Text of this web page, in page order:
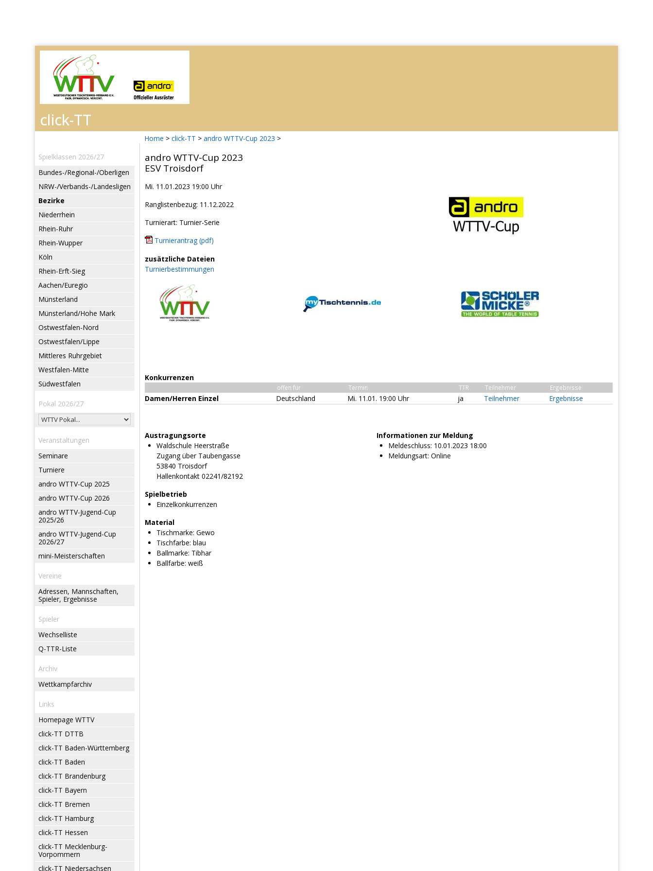
Home > click-TT > andro WTTV-Cup 2023 >
Spielklassen 2026/27
Bundes-/Regional-/Oberligen
NRW-/Verbands-/Landesligen
Bezirke
Niederrhein
Rhein-Ruhr
Rhein-Wupper
Köln
Rhein-Erft-Sieg
Aachen/Euregio
Münsterland
Münsterland/Hohe Mark
Ostwestfalen-Nord
Ostwestfalen/Lippe
Mittleres Ruhrgebiet
Westfalen-Mitte
Südwestfalen
Pokal 2026/27
Veranstaltungen
Seminare
Turniere
andro WTTV-Cup 2025
andro WTTV-Cup 2026
andro WTTV-Jugend-Cup
2025/26
andro WTTV-Jugend-Cup
2026/27
mini-Meisterschaften
Vereine
Adressen, Mannschaften,
Spieler, Ergebnisse
Spieler
Wechselliste
Q-TTR-Liste
Archiv
Wettkampfarchiv
Links
Homepage WTTV
click-TT DTTB
click-TT Baden-Württemberg
click-TT Baden
click-TT Brandenburg
click-TT Bayern
click-TT Bremen
click-TT Hamburg
click-TT Hessen
click-TT Mecklenburg-
Vorpommern
click-TT Niedersachsen
andro WTTV-Cup 2023
ESV Troisdorf
Mi. 11.01.2023 19:00 Uhr
Ranglistenbezug: 11.12.2022
Turnierart: Turnier-Serie
Turnierantrag (pdf)
zusätzliche Dateien
Turnierbestimmungen
Konkurrenzen
offen für Termin TTR Teilnehmer Ergebnisse
Damen/Herren Einzel Deutschland Mi. 11.01. 19:00 Uhr ja Teilnehmer Ergebnisse
Austragungsorte
Waldschule Heerstraße
Zugang über Taubengasse
53840 Troisdorf
Hallenkontakt 02241/82192
Spielbetrieb
Einzelkonkurrenzen
Material
Tischmarke: Gewo
Tischfarbe: blau
Ballmarke: Tibhar
Ballfarbe: weiß
Informationen zur Meldung
Meldeschluss: 10.01.2023 18:00
Meldungsart: Online